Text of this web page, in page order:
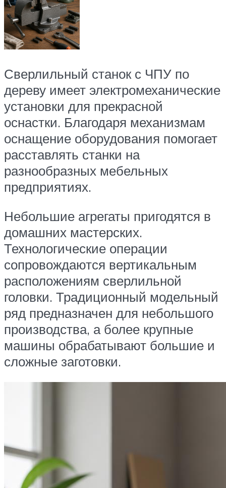
Сверлильный станок с ЧПУ по
дереву имеет электромеханические
установки для прекрасной
оснастки. Благодаря механизмам
оснащение оборудования помогает
расставлять станки на
разнообразных мебельных
предприятиях.
Небольшие агрегаты пригодятся в
домашних мастерских.
Технологические операции
сопровождаются вертикальным
расположениям сверлильной
головки. Традиционный модельный
ряд предназначен для небольшого
производства, а более крупные
машины обрабатывают большие и
сложные заготовки.